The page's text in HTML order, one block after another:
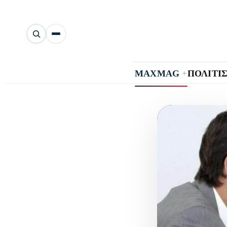
Αναζήτηση
άρθρων
MAXMAG +